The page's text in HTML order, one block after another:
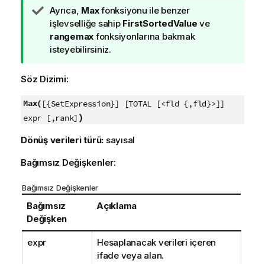
İ
p
u
c
n
t
u
Ayrıca, Maxfonksiyonu ile benzer
işlevselliğe sahip FirstSortedValue ve
rangemax fonksiyonlarına bakmak
isteyebilirsiniz.
Söz Dizimi:
Max( [{SetExpression}] [TOTAL [<fld {,fld}>]]
expr [,rank] )
Dönüş verileri türü: sayısal
Bağımsız Değişkenler:
Bağımsız Değişkenler
Bağımsız
Değişken
Açıklama
expr
Hesaplanacak verileri içeren
ifade veya alan.